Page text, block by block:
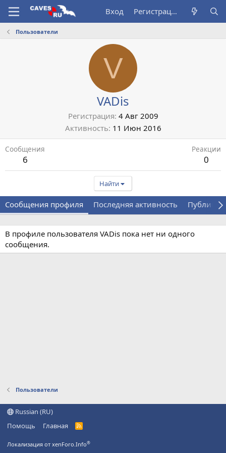
Вход Регистрация
Пользователи
V
VADis
Регистрация 4 Авг 2009
Активность 11 Июн 2016
Сообщения
6
Реакции
0
Найти
Сообщения профиля Последняя активность
В профиле пользователя VADis пока нет ни одного
сообщения.
Пользователи
Russian (RU)
Помощь
Главная
R
Локализация от xenForo.Info®